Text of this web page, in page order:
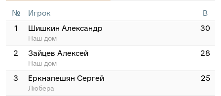
№ Игрок
В
1
Шишкин Александр
Наш дом
30
2 Зайцев Алексей
Наш дом
28
3 Еркнапешян Сергей
Любера
25